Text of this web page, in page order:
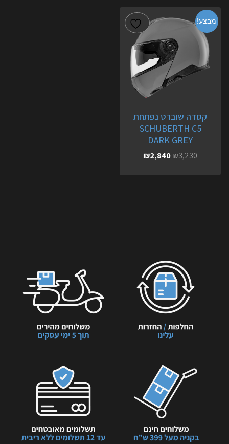
מבצע!
קסדה שוברט נפתחת
SCHUBERTH C5
DARK GREY
₪3,230
₪2,840